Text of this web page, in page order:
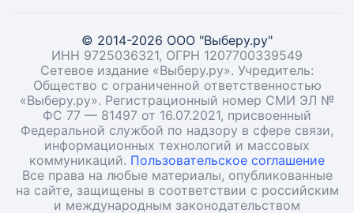
© 2014-2026 ООО "Выберу.ру"
ИНН 9725036321, ОГРН 1207700339549
Сетевое издание «Выберу.ру». Учредитель:
Общество с ограниченной ответственностью
«Выберу.ру». Регистрационный номер СМИ ЭЛ №
ФС 77 — 81497 от 16.07.2021, присвоенный
Федеральной службой по надзору в сфере связи,
информационных технологий и массовых
коммуникаций. Пользовательское соглашение
Все права на любые материалы, опубликованные
на сайте, защищены в соответствии с российским
и международным законодательством